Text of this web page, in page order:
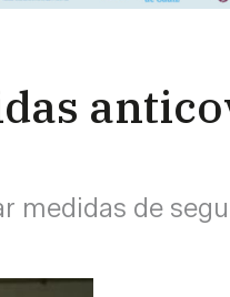
medidas de